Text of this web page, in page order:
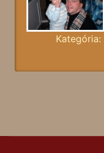
Kategória: